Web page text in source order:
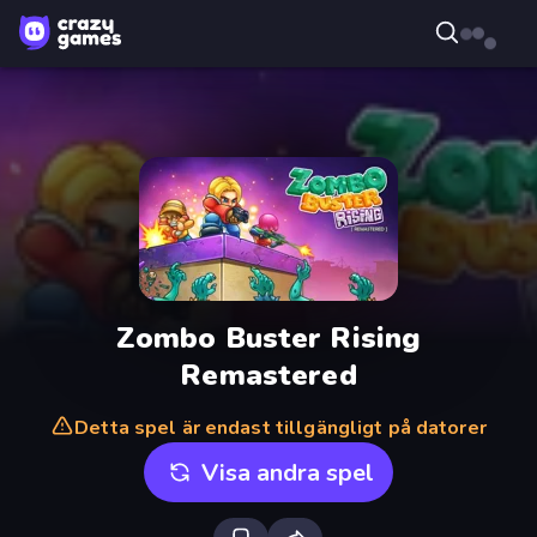
Zombo Buster Rising
Remastered
Detta spel är endast tillgängligt på datorer
Visa andra spel